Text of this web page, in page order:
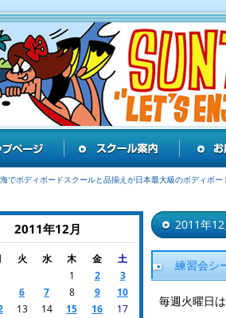
でボディボードスクールと品揃えが日本最大級のボディボー
2011年
練習会シ
毎週火曜日
2011年12月
火 水 木 金 土
1 2
3
6 7 8 9
10
13 14 15 16
17